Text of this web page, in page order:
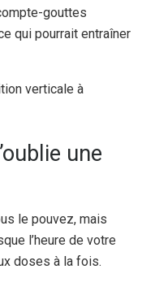
gouttes
qui pourrait entraîner
verticale à
une
le pouvez, mais
l’heure de votre
doses à la fois.